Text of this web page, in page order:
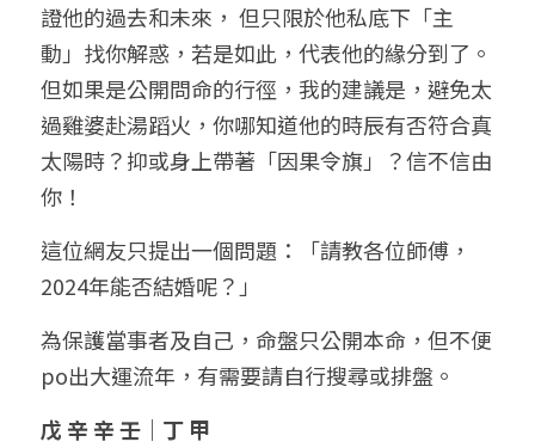
五行八字線上班
證他的過去和未來， 但只限於他私底下「主
動」找你解惑，若是如此，代表他的緣分到了。
但如果是公開問命的行徑，我的建議是，避免太
過雞婆赴湯蹈火，你哪知道他的時辰有否符合真
太陽時？抑或身上帶著「因果令旗」？信不信由
你！
這位網友只提出一個問題：「請教各位師傅，
2024年能否結婚呢？」
為保護當事者及自己，命盤只公開本命，但不便
po出大運流年，有需要請自行搜尋或排盤。
戊 辛 辛 壬｜丁 甲